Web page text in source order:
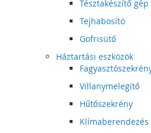
Tésztakészítő gép
Tejhabosító
Gofrisütő
Háztartási eszközök
Villanymelegítő
Hűtőszekrény
Klímaberendezés